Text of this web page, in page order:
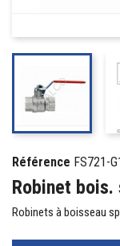
Référence FS721-
Robinet bois.
Robinets à boisseau